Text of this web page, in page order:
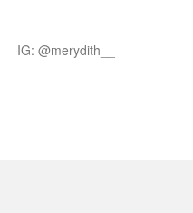
IG: @merydith__